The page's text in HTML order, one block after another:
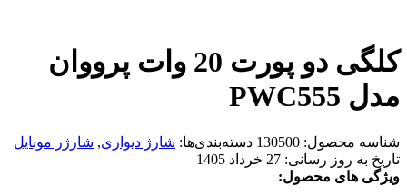
کلگی دو پورت 20 وات پرووان
مدل PWC555
شناسه محصول: 130500 دسته‌بندی‌ها: شارژ دیواری, شارژر موبایل
تاریخ به روز رسانی: 27 خرداد 1405
ویژگی های محصول: